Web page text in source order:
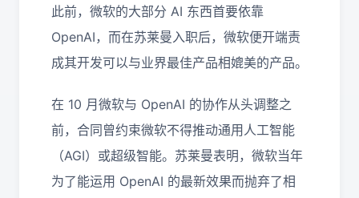
此前，微软的大部分 AI 东西首要依靠
OpenAI，而在苏莱曼入职后，微软便开端责
成其开发可以与业界最佳产品相媲美的产品。
在 10 月微软与 OpenAI 的协作从头调整之
前，合同曾约束微软不得推动通用人工智能
（AGI）或超级智能。苏莱曼表明，微软当年
为了能运用 OpenAI 的最新效果而抛弃了相